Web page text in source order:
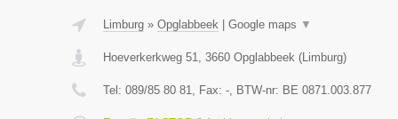
Limburg» Opglabbeek| Google maps ▼
Hoeverkerkweg 51, 3660 Opglabbeek(Limburg)
Tel: 089/85 80 81, Fax: -, BTW-nr: BE 0871.003.877